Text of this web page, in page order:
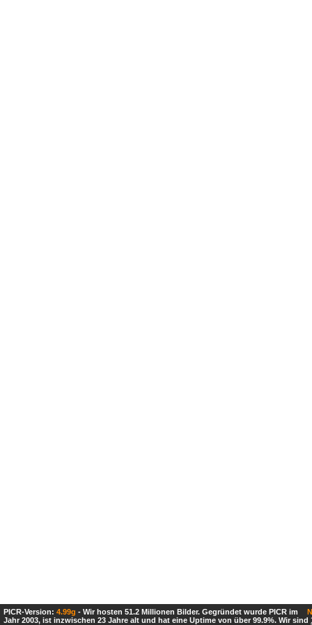
PICR-Version: 4.99g - Wir hosten 51.2 Millionen Bilder. Gegründet wurde PICR im
Jahr 2003, ist inzwischen 23 Jahre alt und hat eine Uptime von über 99.9%. Wir sind